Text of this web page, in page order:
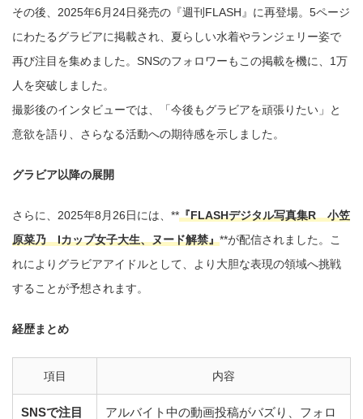
その後、2025年6月24日発売の『週刊FLASH』に再登場。5ページ
にわたるグラビアに掲載され、夏らしい水着やランジェリー姿で
再び注目を集めました。SNSのフォロワーもこの掲載を機に、1万
人を突破しました。
撮影後のインタビューでは、「今後もグラビアを頑張りたい」と
意欲を語り、さらなる活動への期待感を示しました。
グラビア以降の展開
さらに、2025年8月26日には、**『FLASHデジタル写真集R 小笠
原菜乃 Iカップ女子大生、ヌード解禁』**が配信されました。こ
れによりグラビアアイドルとして、より大胆な表現の領域へ挑戦
することが予想されます。
経歴まとめ
項目 内容
SNSで注目 アルバイト中の動画投稿がバズり、フォロ